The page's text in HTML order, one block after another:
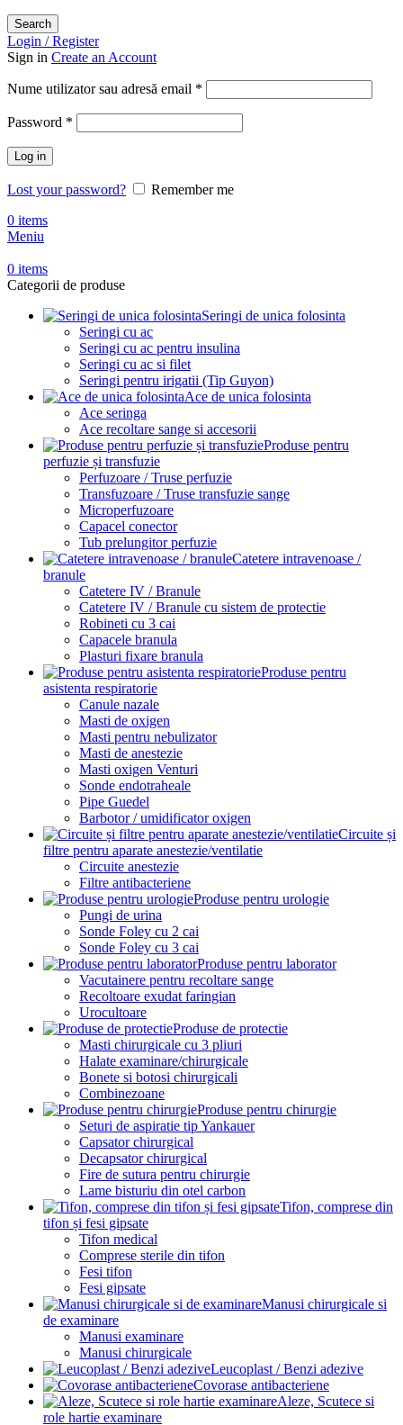
Search
Login / Register
Sign in Create an Account
Nume utilizator sau adresă email *
Password *
Log in
Lost your password?
Remember me
0 items
Meniu
0 items
Categorii de produse
Seringi de unica folosinta
Seringi cu ac
Seringi cu ac pentru insulina
Seringi cu ac si filet
Seringi pentru irigatii (Tip Guyon)
Ace de unica folosinta
Ace seringa
Ace recoltare sange si accesorii
Produse pentru
perfuzie și transfuzie
Perfuzoare / Truse perfuzie
Transfuzoare / Truse transfuzie sange
Microperfuzoare
Capacel conector
Tub prelungitor perfuzie
Catetere intravenoase /
branule
Catetere IV / Branule
Catetere IV / Branule cu sistem de protectie
Robineti cu 3 cai
Capacele branula
Plasturi fixare branula
Produse pentru
asistenta respiratorie
Canule nazale
Masti de oxigen
Masti pentru nebulizator
Masti de anestezie
Masti oxigen Venturi
Sonde endotraheale
Pipe Guedel
Barbotor / umidificator oxigen
Circuite și
filtre pentru aparate anestezie/ventilatie
Circuite anestezie
Filtre antibacteriene
Produse pentru urologie
Pungi de urina
Sonde Foley cu 2 cai
Sonde Foley cu 3 cai
Produse pentru laborator
Vacutainere pentru recoltare sange
Recoltoare exudat faringian
Urocultoare
Produse de protectie
Masti chirurgicale cu 3 pliuri
Halate examinare/chirurgicale
Bonete si botosi chirurgicali
Combinezoane
Produse pentru chirurgie
Seturi de aspiratie tip Yankauer
Capsator chirurgical
Decapsator chirurgical
Fire de sutura pentru chirurgie
Lame bisturiu din otel carbon
Tifon, comprese din
tifon și fesi gipsate
Tifon medical
Comprese sterile din tifon
Fesi tifon
Fesi gipsate
Manusi chirurgicale si
de examinare
Manusi examinare
Manusi chirurgicale
Leucoplast / Benzi adezive
Covorase antibacteriene
Aleze, Scutece si
role hartie examinare